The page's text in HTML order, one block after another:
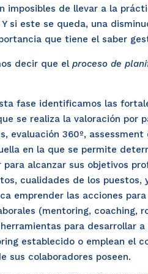
imposibles de llevar a la
si este se queda, una
que tiene el saber
decir que el proceso de
fase identificamos las
se realiza la valoración por
evaluación 360º,
en la que se permite
para alcanzar sus objetivos
cualidades de los
emprender las acciones
(mentoring, coaching,
para desarrollar
establecido o emplean el
sus colaboradores poseen.